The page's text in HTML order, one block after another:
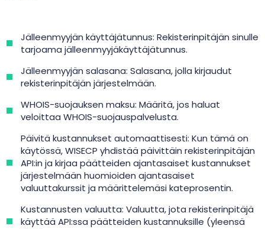
Jälleenmyyjän käyttäjätunnus: Rekisterinpitäjän sinulle
tarjoama jälleenmyyjäkäyttäjätunnus.
Jälleenmyyjän salasana: Salasana, jolla kirjaudut
rekisterinpitäjän järjestelmään.
WHOIS-suojauksen maksu: Määritä, jos haluat
veloittaa WHOIS-suojauspalvelusta.
Päivitä kustannukset automaattisesti: Kun tämä on
käytössä, WISECP yhdistää päivittäin rekisterinpitäjän
API:in ja kirjaa päätteiden ajantasaiset kustannukset
järjestelmään huomioiden ajantasaiset
valuuttakurssit ja määrittelemäsi kateprosentin.
Kustannusten valuutta: Valuutta, jota rekisterinpitäjä
käyttää API:ssa päätteiden kustannuksille (yleensä